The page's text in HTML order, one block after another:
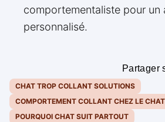
comportementaliste pour un
personnalisé.
Partager
CHAT TROP COLLANT SOLUTIONS
COMPORTEMENT COLLANT CHEZ LE CHAT
POURQUOI CHAT SUIT PARTOUT